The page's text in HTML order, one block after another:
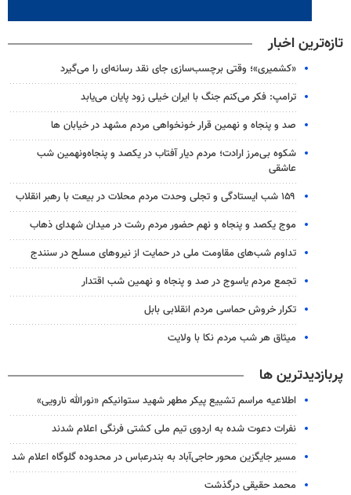
تازه‌ترین اخبار
«کشمیری»؛ وقتی برچسب‌سازی جای نقد رسانه‌ای را می‌گیرد
ترامپ: فکر می‌کنم جنگ با ایران خیلی زود پایان می‌یابد
صد و پنجاه و نهمین قرار خونخواهی مردم مشهد در خیابان ها
شکوه بی‌مرز ارادت؛ مردم دیار آفتاب در یکصد و پنجاه‌ونهمین شب
عاشقی
۱۵۹ شب ایستادگی و تجلی وحدت مردم محلات در بیعت با رهبر انقلاب
موج یکصد و پنجاه و نهم حضور مردم رشت در میدان شهدای ذهاب
تداوم شب‌های مقاومت ملی در حمایت از نیروهای مسلح در سنندج
تجمع مردم یاسوج در صد و پنجاه و نهمین شب اقتدار
تکرار خروش حماسی مردم انقلابی بابل
میثاق هر شب مردم نکا با ولایت
پربازدیدترین ها
اطلاعیه مراسم تشییع پیکر مطهر شهید ستوانیکم «نورالله نارویی»
نفرات دعوت شده به اردوی تیم ملی کشتی فرنگی اعلام شدند
مسیر جایگزین محور حاجی‌آباد به بندرعباس در محدوده گلوگاه اعلام شد
محمد حقیقی درگذشت